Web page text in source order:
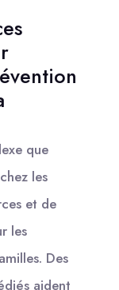
que
les
et de
les
Des
aident